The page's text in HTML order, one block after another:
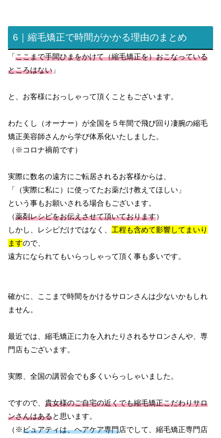
6｜縮毛矯正で時間がかかる理由のまとめ
「ここまで手間ひまをかけて（縮毛矯正を）おこなっている
ところはない 」
と、お客様におっしゃって頂くこともございます。
わたくし（オーナー）が全国を５年間で飛び回り凄腕の縮毛
矯正美容師さんから学び体系化いたしました。
（※コロナ禍前です）
実際に数名の遠方にご転居されるお客様からは、
「（実際に私に）に使ってたお薬だけ教えてほしい」
という事もお願いされる場合もございます。
（薬剤レシピをお伝えさせて頂いております）
しかし、レシピだけではなく、 工程も含めて影響してまいり
ますので、
遠方になられてもいらっしゃって頂く事も多いです。
確かに、ここまで時間をかけるサロンさんは少ないかもしれ
ません。
最近では、縮毛矯正に力を入れたりされるサロンさんや、専
門店もございます。
実際、全国の講習会でも多くいらっしゃいました。
ですので、 貴女様のご自宅の近くでも縮毛矯正こだわりサロ
ンさんはあると思います。
（※ピュアティは、ヘアケア専門店でして、縮毛矯正専門店